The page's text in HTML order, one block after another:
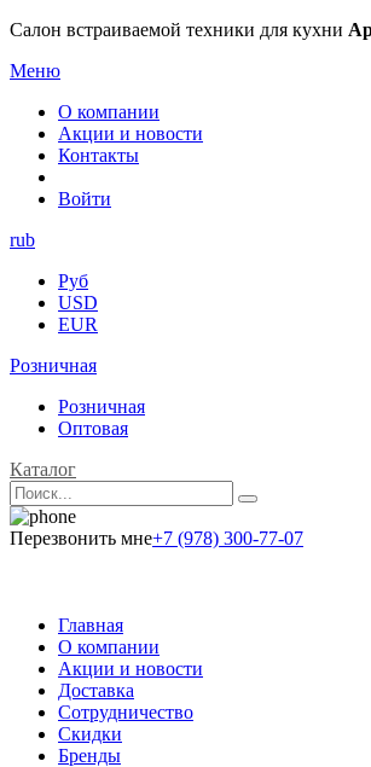
Салон встраиваемой техники для кухни
Меню
О компании
Акции и новости
Контакты
Войти
rub
Руб
USD
EUR
Розничная
Розничная
Оптовая
Каталог
Перезвонить мне+7 (978) 300-77-07
Главная
О компании
Акции и новости
Доставка
Сотрудничество
Скидки
Бренды